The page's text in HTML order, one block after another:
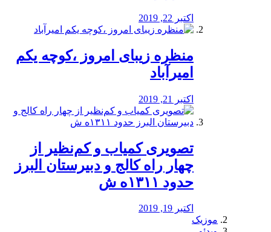
اکتبر 22, 2019
منظره‌‌ زیبای امروز ،کوچه یکم
امیرآباد
اکتبر 21, 2019
️تصویری کمیاب و کم‌نظیر از
چهار راه كالج و دبيرستان البرز
حدود ۱۳۱۱ه ش
اکتبر 19, 2019
موزیک